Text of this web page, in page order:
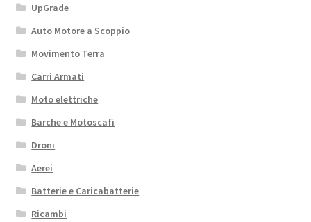
UpGrade
Auto Motore a Scoppio
Movimento Terra
Carri Armati
Moto elettriche
Barche e Motoscafi
Droni
Aerei
Batterie e Caricabatterie
Ricambi